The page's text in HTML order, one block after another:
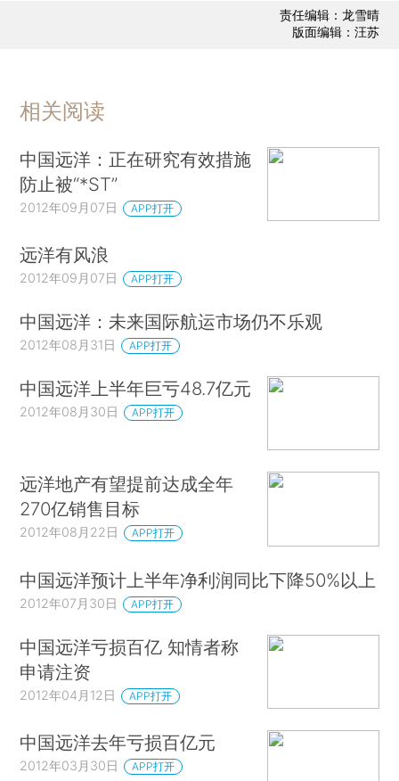
责任编辑：龙雪晴
版面编辑：汪苏
相关阅读
中国远洋：正在研究有效措施
防止被“*ST”
2012年09月07日 APP打开
远洋有风浪
2012年09月07日 APP打开
中国远洋：未来国际航运市场仍不乐观
2012年08月31日 APP打开
中国远洋上半年巨亏48.7亿元
2012年08月30日 APP打开
远洋地产有望提前达成全年
270亿销售目标
2012年08月22日 APP打开
中国远洋预计上半年净利润同比下降50%以上
2012年07月30日 APP打开
中国远洋亏损百亿 知情者称
申请注资
2012年04月12日 APP打开
中国远洋去年亏损百亿元
2012年03月30日 APP打开